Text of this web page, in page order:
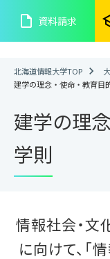
insert_drive_file 資料請求
北海道情報大学TOP
建学の理念・使命・教育目
建学の理
学則
情報社会・文
に向けて、 「